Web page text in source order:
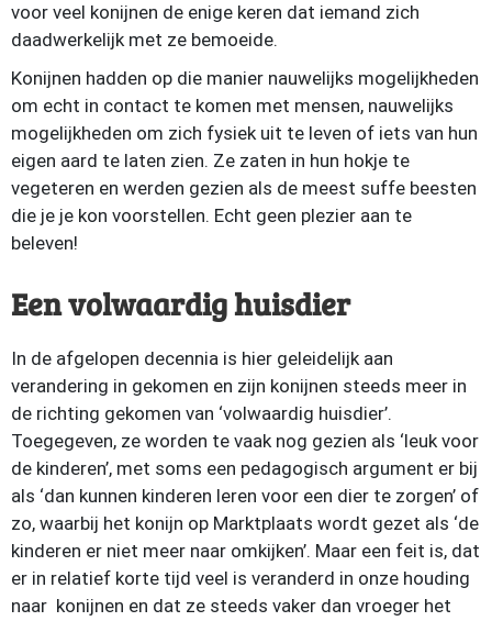
voor veel konijnen de enige keren dat iemand zich
daadwerkelijk met ze bemoeide.
Konijnen hadden op die manier nauwelijks mogelijkheden
om echt in contact te komen met mensen, nauwelijks
mogelijkheden om zich fysiek uit te leven of iets van hun
eigen aard te laten zien. Ze zaten in hun hokje te
vegeteren en werden gezien als de meest suffe beesten
die je je kon voorstellen. Echt geen plezier aan te
beleven!
Een volwaardig huisdier
In de afgelopen decennia is hier geleidelijk aan
verandering in gekomen en zijn konijnen steeds meer in
de richting gekomen van ‘volwaardig huisdier’.
Toegegeven, ze worden te vaak nog gezien als ‘leuk voor
de kinderen’, met soms een pedagogisch argument er bij
als ‘dan kunnen kinderen leren voor een dier te zorgen’ of
zo, waarbij het konijn op Marktplaats wordt gezet als ‘de
kinderen er niet meer naar omkijken’. Maar een feit is, dat
er in relatief korte tijd veel is veranderd in onze houding
naar konijnen en dat ze steeds vaker dan vroeger het